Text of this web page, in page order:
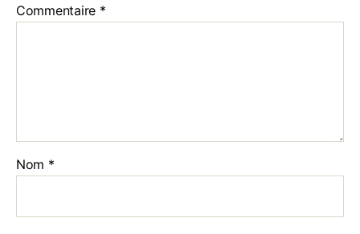
Commentaire *
Nom *